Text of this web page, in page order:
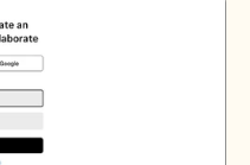
gratuit